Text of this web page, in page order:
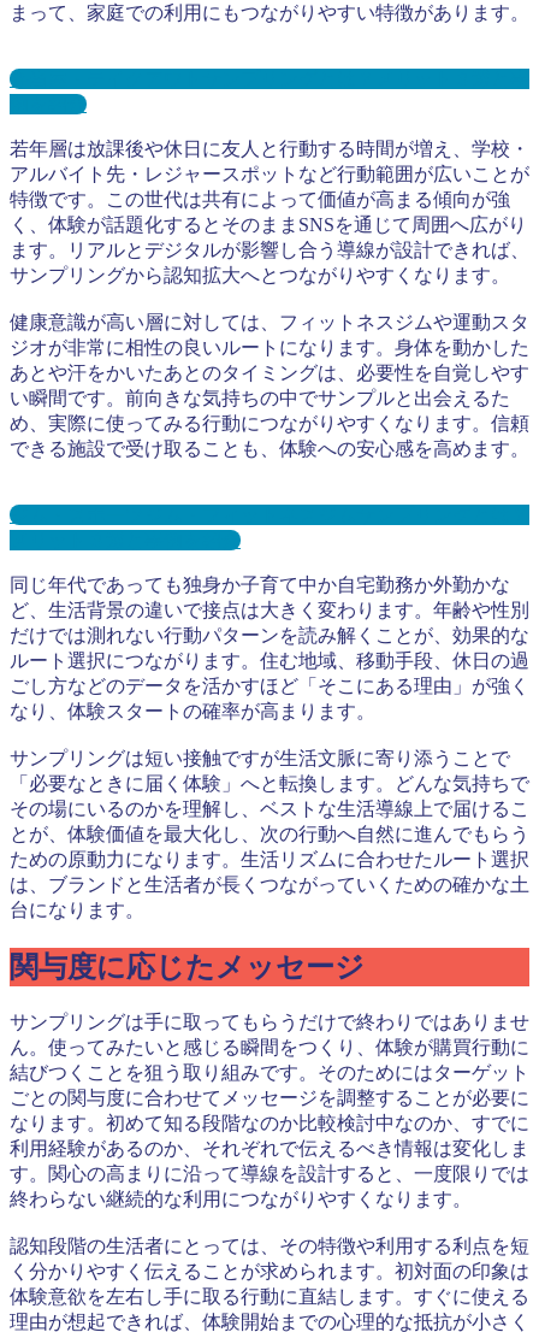
まって、家庭での利用にもつながりやすい特徴があります。
弁当屋・テイクアウトサンプリングとは？メリット３選と事
例を紹介
若年層は放課後や休日に友人と行動する時間が増え、学校・
アルバイト先・レジャースポットなど行動範囲が広いことが
特徴です。この世代は共有によって価値が高まる傾向が強
く、体験が話題化するとそのままSNSを通じて周囲へ広がり
ます。リアルとデジタルが影響し合う導線が設計できれば、
サンプリングから認知拡大へとつながりやすくなります。
健康意識が高い層に対しては、フィットネスジムや運動スタ
ジオが非常に相性の良いルートになります。身体を動かした
あとや汗をかいたあとのタイミングは、必要性を自覚しやす
い瞬間です。前向きな気持ちの中でサンプルと出会えるた
め、実際に使ってみる行動につながりやすくなります。信頼
できる施設で受け取ることも、体験への安心感を高めます。
ジム・スポーツジム・フィットネスジムサンプリングとは？
メリット３選と事例を紹介
同じ年代であっても独身か子育て中か自宅勤務か外勤かな
ど、生活背景の違いで接点は大きく変わります。年齢や性別
だけでは測れない行動パターンを読み解くことが、効果的な
ルート選択につながります。住む地域、移動手段、休日の過
ごし方などのデータを活かすほど「そこにある理由」が強く
なり、体験スタートの確率が高まります。
サンプリングは短い接触ですが生活文脈に寄り添うことで
「必要なときに届く体験」へと転換します。どんな気持ちで
その場にいるのかを理解し、ベストな生活導線上で届けるこ
とが、体験価値を最大化し、次の行動へ自然に進んでもらう
ための原動力になります。生活リズムに合わせたルート選択
は、ブランドと生活者が長くつながっていくための確かな土
台になります。
関与度に応じたメッセージ
サンプリングは手に取ってもらうだけで終わりではありませ
ん。使ってみたいと感じる瞬間をつくり、体験が購買行動に
結びつくことを狙う取り組みです。そのためにはターゲット
ごとの関与度に合わせてメッセージを調整することが必要に
なります。初めて知る段階なのか比較検討中なのか、すでに
利用経験があるのか、それぞれで伝えるべき情報は変化しま
す。関心の高まりに沿って導線を設計すると、一度限りでは
終わらない継続的な利用につながりやすくなります。
認知段階の生活者にとっては、その特徴や利用する利点を短
く分かりやすく伝えることが求められます。初対面の印象は
体験意欲を左右し手に取る行動に直結します。すぐに使える
理由が想起できれば、体験開始までの心理的な抵抗が小さく